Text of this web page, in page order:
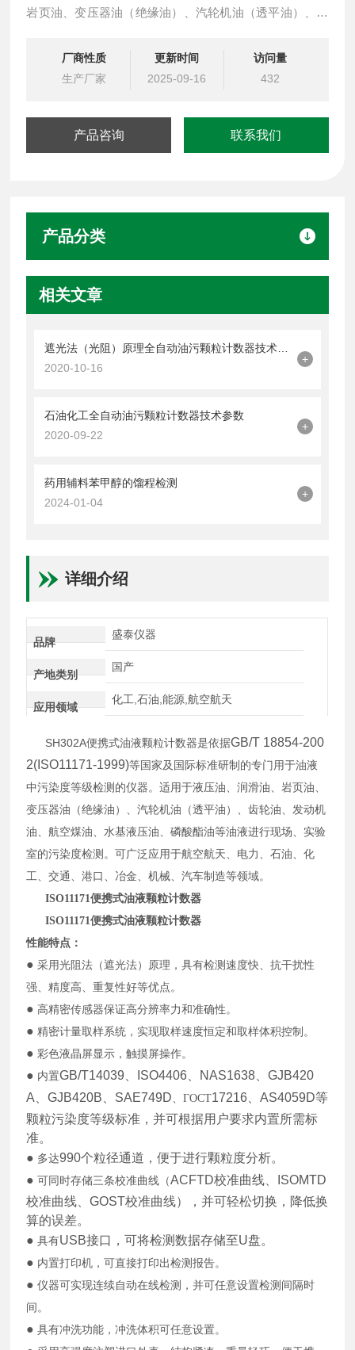
岩页油、变压器油（绝缘油）、汽轮机油（透平油）、齿
液进行现场、实验室的污染度检测ISO11171便携式油液颗
粒计数器
厂商性质
生产厂家
更新时间
2025-09-16
访问量
432
产品咨询 联系我们
产品分类
相关文章
2020-10-16
+
石油化工全自动油污颗粒计数器技术参数
2020-09-22
+
药用辅料苯甲醇的馏程检测
2024-01-04
+
详细介绍
品牌
盛泰仪器
产地类别
国产
应用领域
化工,石油,能源,航空航天
SH302A便携式油液颗粒计数器是依据GB/T 18854-200
2(ISO11171-1999)等国家及国际标准研制的专门用于油液
中污染度等级检测的仪器。适用于液压油、润滑油、岩页油、
变压器油（绝缘油）、汽轮机油（透平油）、齿轮油、发动机
油、航空煤油、水基液压油、磷酸酯油等油液进行现场、实验
室的污染度检测。可广泛应用于航空航天、电力、石油、化
工、交通、港口、冶金、机械、汽车制造等领域。
ISO11171便携式油液颗粒计数器
ISO11171便携式油液颗粒计数器
性能特点：
● 采用光阻法（遮光法）原理，具有检测速度快、抗干扰性
强、精度高、重复性好等优点。
● 高精密传感器保证高分辨率力和准确性。
● 精密计量取样系统，实现取样速度恒定和取样体积控制。
● 彩色液晶屏显示，触摸屏操作。
● 内置GB/T14039 ISO4406 NAS1638 、GJB420
A 、GJB420B SAE749D 、ГОСТ17216 、AS4059D等
颗粒污染度等级标准，并可根据用户要求内置所需标
准。
● 多达990个粒径通道，便于进行颗粒度分析。
● 可同时存储三条校准曲线（ACFTD校准曲线、
ISOMTD
校准曲线、GOST校准曲线），并可轻松切换，降低换
算的误差。
● 具有USB接口，可将检测数据存储至U盘。
● 内置打印机，可直接打印出检测报告。
● 仪器可实现连续自动在线检测，并可任意设置检测间隔时
间。
● 具有冲洗功能，冲洗体积可任意设置。